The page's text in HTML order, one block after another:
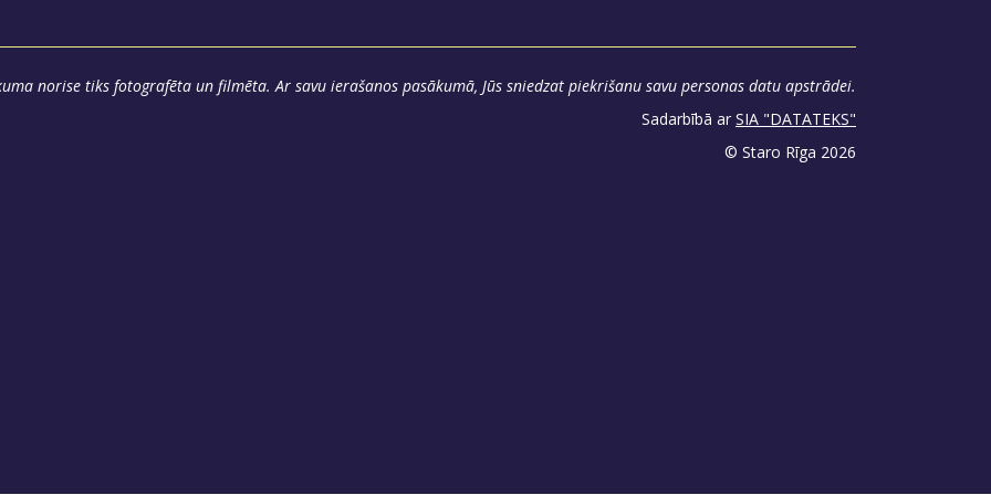
norise tiks fotografēta un filmēta. Ar savu ierašanos pasākumā, Jūs sniedzat piekrišanu savu personas datu apstrādei.
Sadarbībā ar SIA "DATATEKS"
© Staro Rīga 2026